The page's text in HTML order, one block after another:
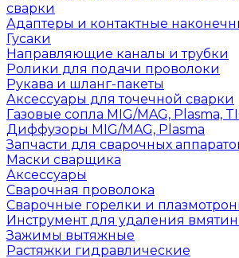
сварки
Адаптеры и контактные
Гусаки
Направляющие каналы и трубки
Ролики для подачи проволоки
Рукава и шланг-пакеты
Аксессуары для точечной сварки
Газовые сопла MIG/MAG, Plasma,
Диффузоры MIG/MAG, Plasma
Запчасти для сварочных
Маски сварщика
Аксессуары
Сварочная проволока
Сварочные горелки и
Инструмент для удаления
Зажимы вытяжные
Растяжки гидравлические